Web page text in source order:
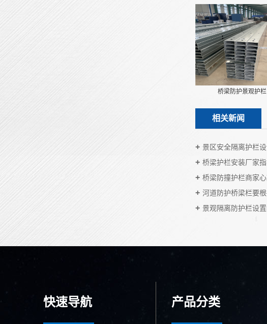
桥梁防护景观护
相关新闻
景区安全隔离护栏
桥梁护栏安装厂家
桥梁防撞护栏商家
河道防护桥梁栏要
景观隔离防护栏设
快速导航 产品分类